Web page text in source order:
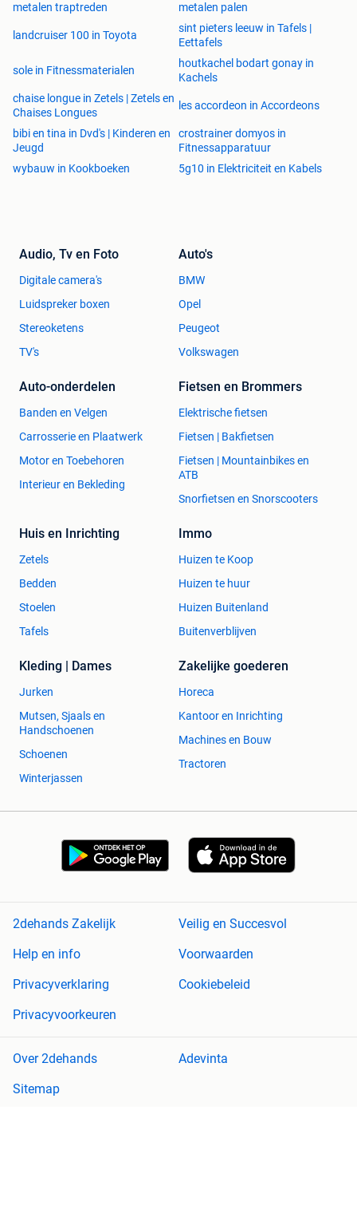
metalen traptreden
metalen palen
landcruiser 100 in Toyota
sint pieters leeuw in Tafels |
Eettafels
sole in Fitnessmaterialen
houtkachel bodart gonay in
Kachels
chaise longue in Zetels | Zetels en
Chaises Longues
les accordeon in Accordeons
bibi en tina in Dvd's | Kinderen en
Jeugd
crostrainer domyos in
Fitnessapparatuur
wybauw in Kookboeken
5g10 in Elektriciteit en Kabels
Audio, Tv en Foto
Digitale camera's
Luidspreker boxen
Stereoketens
TV's
Auto's
BMW
Opel
Peugeot
Volkswagen
Auto-onderdelen
Banden en Velgen
Carrosserie en Plaatwerk
Motor en Toebehoren
Interieur en Bekleding
Fietsen en Brommers
Elektrische fietsen
Fietsen | Bakfietsen
Fietsen | Mountainbikes en
ATB
Snorfietsen en Snorscooters
Huis en Inrichting
Zetels
Bedden
Stoelen
Tafels
Immo
Huizen te Koop
Huizen te huur
Huizen Buitenland
Buitenverblijven
Kleding | Dames
Jurken
Mutsen, Sjaals en
Handschoenen
Schoenen
Winterjassen
Zakelijke goederen
Horeca
Kantoor en Inrichting
Machines en Bouw
Tractoren
2dehands Zakelijk
Veilig en Succesvol
Help en info
Voorwaarden
Privacyverklaring
Cookiebeleid
Privacyvoorkeuren
Over 2dehands
Adevinta
Sitemap